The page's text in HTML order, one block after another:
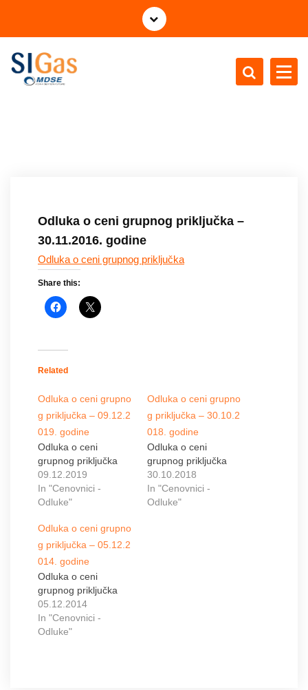
o
Odluka o ceni grupnog priključka –
30.11.2016. godine
Odluka o ceni grupnog priključka
Share this:
Related
Odluka o ceni grupno
g priključka – 09.12.2
019. godine
Odluka o ceni
grupnog priključka
09.12.2019
In "Cenovnici -
Odluke"
Odluka o ceni grupno
g priključka – 30.10.2
018. godine
Odluka o ceni
grupnog priključka
30.10.2018
In "Cenovnici -
Odluke"
Odluka o ceni grupno
g priključka – 05.12.2
014. godine
Odluka o ceni
grupnog priključka
05.12.2014
In "Cenovnici -
Odluke"